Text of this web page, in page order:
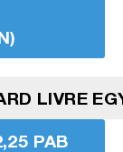
LIVRE
PAB